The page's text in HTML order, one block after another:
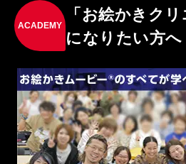
ACADEMY
「お絵かきク
になりたい方へ